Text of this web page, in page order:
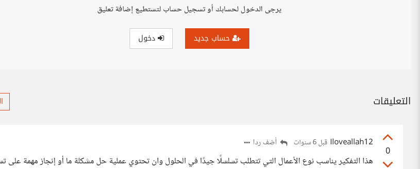
يرجى الدخول لحسابك أو تسجيل حساب لتستطيع إضافة تعليق
حساب جديد دخول
التعليقات
0
Iloveallah12 قبل 6 سنوات أضف ردا
هذا التفكير يناسب نوع الأعمال التي تتطلب تسلسلًا جيدًا في الحلول وان تحتوي عملية حل مشكلة ما أو إنجاز مهمة على